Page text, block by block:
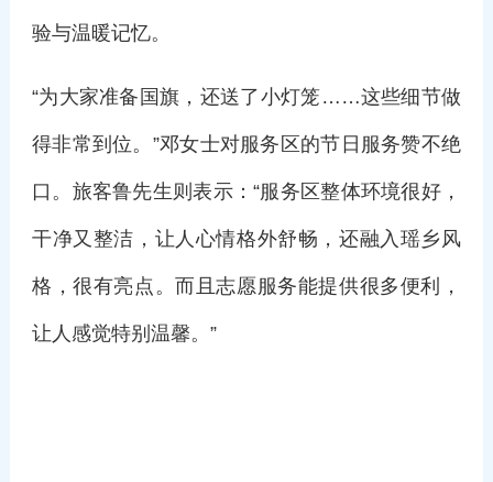
验与温暖记忆。
“为大家准备国旗，还送了小灯笼……这些细节做
得非常到位。”邓女士对服务区的节日服务赞不绝
口。旅客鲁先生则表示：“服务区整体环境很好，
干净又整洁，让人心情格外舒畅，还融入瑶乡风
格，很有亮点。而且志愿服务能提供很多便利，
让人感觉特别温馨。”